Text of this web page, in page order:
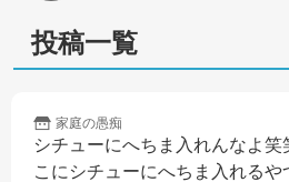
投稿一覧
家庭の愚痴
シチューにへちま入れんなよ
こにシチューにへちま入れる